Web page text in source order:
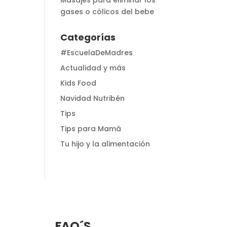
gases o cólicos del bebe
Categorías
#EscuelaDeMadres
Actualidad y más
Kids Food
Navidad Nutribén
Tips
Tips para Mamá
Tu hijo y la alimentación